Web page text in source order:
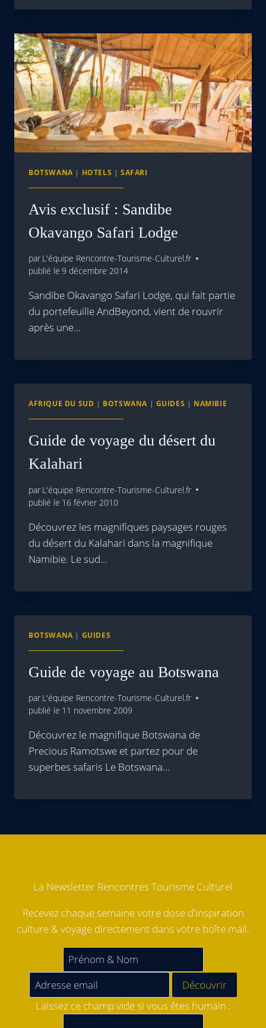
BOTSWANA | HOTELS | SAFARI
Avis exclusif : Sandibe
Okavango Safari Lodge
par L'équipe Rencontre-Tourisme-Culturel.fr
publié le 9 décembre 2014
Sandibe Okavango Safari Lodge, qui fait partie
du portefeuille AndBeyond, vient de rouvrir
après une…
AFRIQUE DU SUD | BOTSWANA | GUIDES | NAMIBIE
Guide de voyage du désert du
Kalahari
par L'équipe Rencontre-Tourisme-Culturel.fr
publié le 16 février 2010
Découvrez les magnifiques paysages rouges
du désert du Kalahari dans la magnifique
Namibie. Le sud…
BOTSWANA | GUIDES
Guide de voyage au Botswana
par L'équipe Rencontre-Tourisme-Culturel.fr
publié le 11 novembre 2009
Découvrez le magnifique Botswana de
Precious Ramotswe et partez pour de
superbes safaris Le Botswana…
La Newsletter Rencontres Tourisme Culturel
Recevez chaque semaine votre dose d'inspiration
culture & voyage directement dans votre boîte mail.
Laissez ce champ vide si vous êtes humain :